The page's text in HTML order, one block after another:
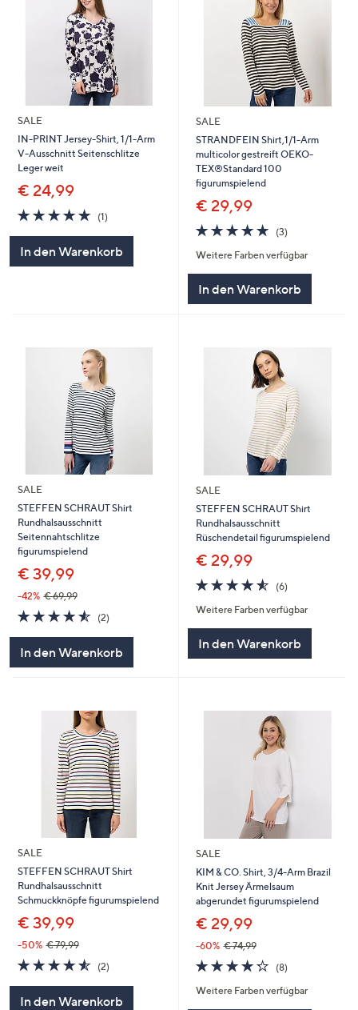
SALE
IN-PRINT Jersey-Shirt, 1/1-Arm
V-Ausschnitt Seitenschlitze
Leger weit
€ 24,99
5.0
von
(1)
In den Warenkorb
SALE
STRANDFEIN Shirt,1/1-Arm
multicolor gestreift OEKO-
TEX®Standard 100
figurumspielend
€ 29,99
4.7
von
5
(3)
Weitere Farben verfügbar
In den Warenkorb
SALE
STEFFEN SCHRAUT Shirt
Rundhalsausschnitt
Seitennahtschlitze
figurumspielend
€ 39,99
-42% € 69,99
4.5
von
(2)
In den Warenkorb
SALE
STEFFEN SCHRAUT Shirt
Rundhalsausschnitt
Rüschendetail figurumspielend
€ 29,99
4.5
von
5
(6)
Weitere Farben verfügbar
In den Warenkorb
SALE
STEFFEN SCHRAUT Shirt
Rundhalsausschnitt
Schmuckknöpfe figurumspielend
€ 39,99
-50% € 79,99
4.5
von
(2)
In den Warenkorb
SALE
KIM & CO. Shirt, 3/4-Arm Brazil
Knit Jersey Ärmelsaum
abgerundet figurumspielend
€ 29,99
-60% € 74,99
4.2
von
5
(8)
Weitere Farben verfügbar